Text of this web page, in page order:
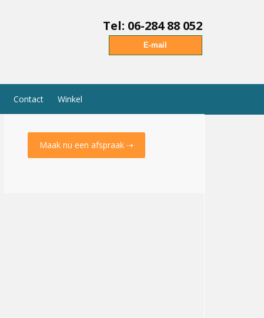
Tel: 06-284 88 052
E-mail
Contact Winkel
Maak nu een afspraak ⇢